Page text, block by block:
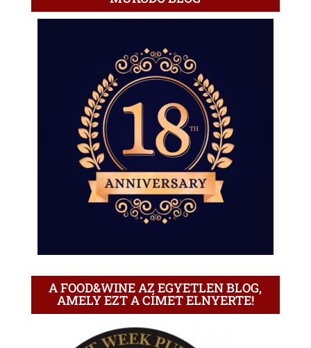
A FOOD&WINE AZ EGYETLEN BLOG,
AMELY EZT A CÍMET ELNYERTE!